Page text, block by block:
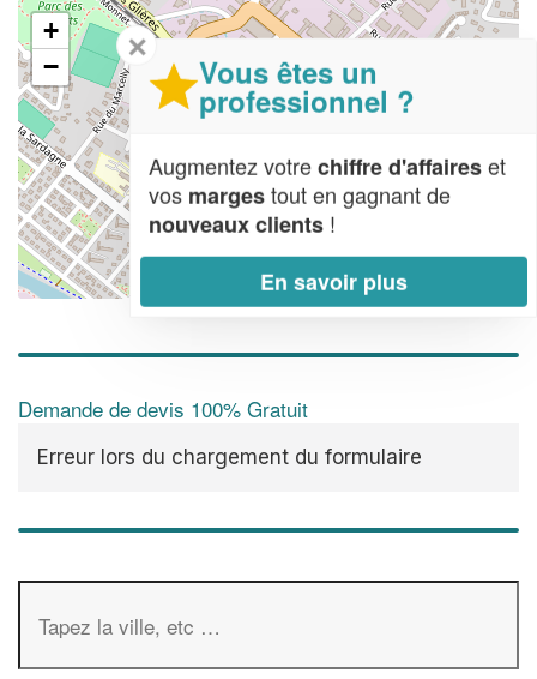
+
−
| Map data ©OpenStreetMap contributors,
Demande de devis 100% Gratuit
Erreur lors du chargement du formulaire
✕
Vous êtes un
professionnel ?
Augmentez votrechiffre d'affaireset
vos margestout en gagnant de
nouveaux clients !
En savoir plus